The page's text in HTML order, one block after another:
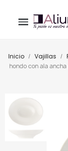
Inicio Vajillas
hondo con ala